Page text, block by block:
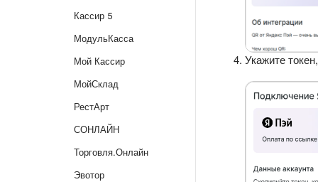
Кассир 5
МодульКасса
Мой Кассир
МойСклад
РестАрт
СОНЛАЙН
Торговля.Онлайн
Эвотор
Укажите